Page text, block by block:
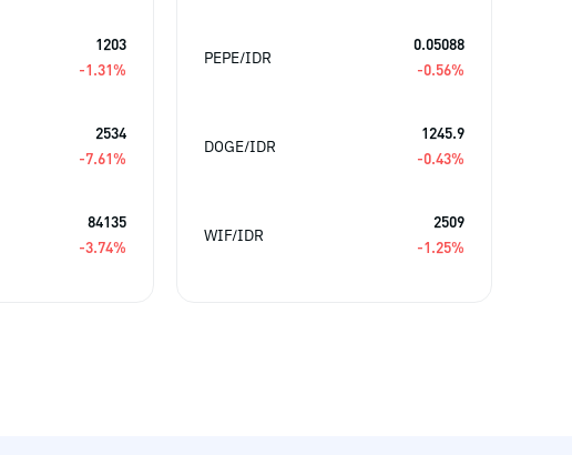
1203
-1.31 %
2534
-7.61 %
84135
-3.74%
PEPE/IDR
0.05088
-0.56%
DOGE/IDR
1245.9
-0.43%
WIF/IDR
2509
-1.25%